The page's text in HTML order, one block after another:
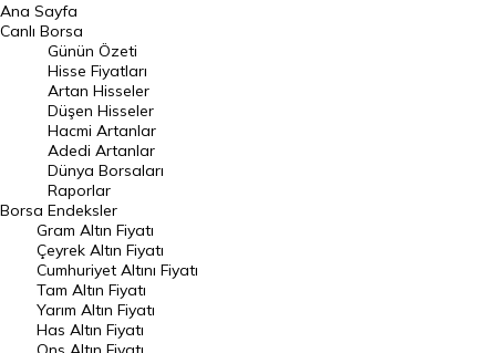
BIST 100 Hisseleri
En Çok Artan Hisseler
En Çok Düşen Hisseler
Hacmi Artanlar
Geçmiş Kapanışlar
Dünya Borsaları
Raporlar
Endeksler
DÖVİZ
Ana Sayfa
Canlı Borsa
Borsa
Günün Özeti
Hisse Fiyatları
Artan Hisseler
Düşen Hisseler
Hacmi Artanlar
Adedi Artanlar
Dünya Borsaları
Raporlar
Endeksler
Gram Altın Fiyatı
Çeyrek Altın Fiyatı
Cumhuriyet Altını Fiyatı
Tam Altın Fiyatı
Yarım Altın Fiyatı
Has Altın Fiyatı